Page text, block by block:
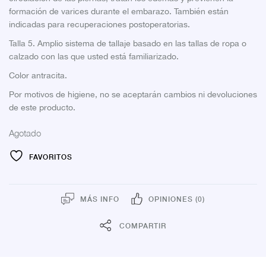
formación de varices durante el embarazo. También están
indicadas para recuperaciones postoperatorias.
Talla 5. Amplio sistema de tallaje basado en las tallas de ropa o
calzado con las que usted está familiarizado.
Color antracita.
Por motivos de higiene, no se aceptarán cambios ni devoluciones
de este producto.
Agotado
FAVORITOS
MÁS INFO OPINIONES (0)
COMPARTIR